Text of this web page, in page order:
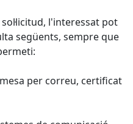
l'interessat pot
següents, sempre que
per correu, certificat